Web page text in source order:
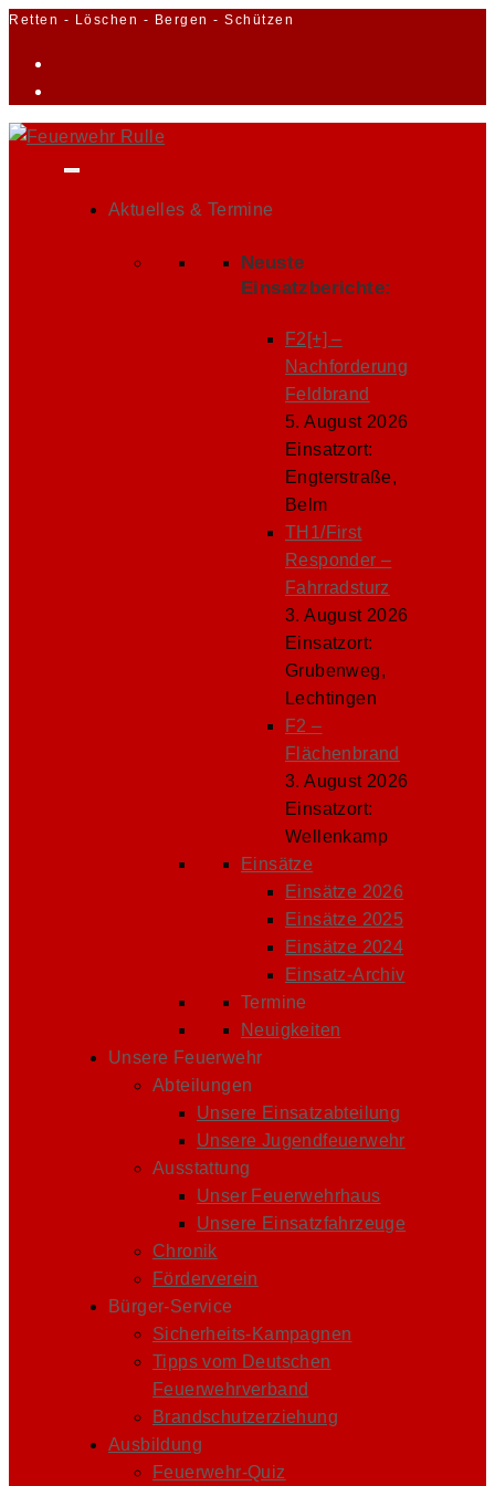
Zum
Retten - Löschen - Bergen - Schützen
Aktuelles & Termine
Neuste
Einsatzberichte:
F2[+] –
Nachforderung
Feldbrand
5. August 2026
Einsatzort:
Engterstraße,
Belm
TH1/First
Responder –
Fahrradsturz
3. August 2026
Einsatzort:
Grubenweg,
Lechtingen
F2 –
Flächenbrand
3. August 2026
Einsatzort:
Wellenkamp
Einsätze
Einsätze 2026
Einsätze 2025
Einsätze 2024
Einsatz-Archiv
Termine
Neuigkeiten
Unsere Feuerwehr
Abteilungen
Unsere Einsatzabteilung
Unsere Jugendfeuerwehr
Ausstattung
Unser Feuerwehrhaus
Unsere Einsatzfahrzeuge
Chronik
Förderverein
Bürger-Service
Sicherheits-Kampagnen
Tipps vom Deutschen
Feuerwehrverband
Brandschutzerziehung
Ausbildung
Feuerwehr-Quiz